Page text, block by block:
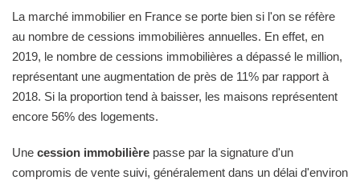
La marché immobilier en France se porte bien si l'on se réfère
au nombre de cessions immobilières annuelles. En effet, en
2019, le nombre de cessions immobilières a dépassé le million,
représentant une augmentation de près de 11% par rapport à
2018. Si la proportion tend à baisser, les maisons représentent
encore 56% des logements.
Une cession immobilière passe par la signature d'un
compromis de vente suivi, généralement dans un délai d'environ